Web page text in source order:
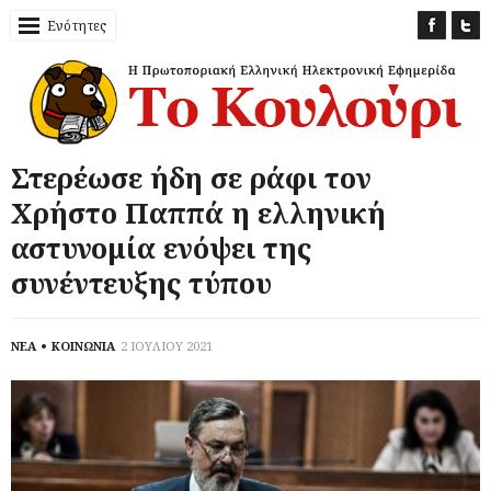
Ενότητες
Στερέωσε ήδη σε ράφι τον
Χρήστο Παππά η ελληνική
αστυνομία ενόψει της
συνέντευξης τύπου
ΝΕΑ ΚΟΙΝΩΝΙΑ 2 ΙΟΥΛΙΟΥ 2021